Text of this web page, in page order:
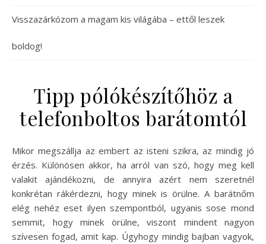
Visszazárkózom a magam kis világába – ettől leszek
boldog!
Tipp pólókészítőhöz a
telefonboltos barátomtól
Mikor megszállja az embert az isteni szikra, az mindig jó
érzés. Különösen akkor, ha arról van szó, hogy meg kell
valakit ajándékozni, de annyira azért nem szeretnél
konkrétan rákérdezni, hogy minek is örülne. A barátnőm
elég nehéz eset ilyen szempontból, ugyanis sose mond
semmit, hogy minek örülne, viszont mindent nagyon
szívesen fogad, amit kap. Úgyhogy mindig bajban vagyok,